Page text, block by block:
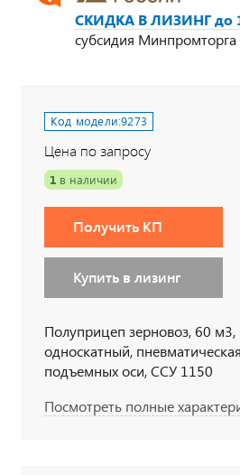
СКИДКА В ЛИЗИНГ до
субсидия Минпромторга
Код модели:9273
Цена по запросу
1 в наличии
Получить КП
Купить в лизинг
Полуприцеп зерновоз, 60 м3,
односкатный,
подъемных оси, ССУ 1150
Посмотреть полные